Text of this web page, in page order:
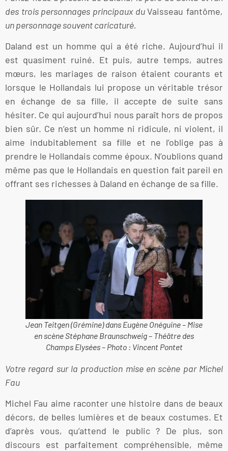
des trois personnages principaux duVaisseau fantôme,
un personnage souvent caricaturé.
Daland est un homme qui a été riche. Aujourd’hui il
est quasiment ruiné. Et puis, autre temps, autres
mœurs, les mariages de raison étaient courants et
lorsque le Hollandais lui propose un véritable trésor
en échange de sa fille, il accepte de suite sans
hésiter. Ce qui aujourd’hui nous paraît hors de propos
bien sûr. Ce n‘est un homme ni ridicule, ni violent, il
aime indubitablement sa fille et ne l’oblige pas à
prendre le Hollandais comme époux. N’oublions quand
même pas que le Hollandais en question fait pareil en
offrant ses richesses à Daland en échange de sa fille.
Jean Teitgen (Grémine) dans Eugène Onéguine – Mise
en scène Stéphane Braunschweig – Théâtre des
Champs Elysées – Photo : Vincent Pontet
Votre regard sur la production mise en scène par Michel
Fau
Michel Fau aime raconter une histoire dans de beaux
décors, de belles lumières et de beaux costumes. Et
d’après vous, qu’attend le public ? De plus, son
discours est parfaitement compréhensible, même